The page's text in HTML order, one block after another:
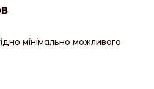
мінімально можливого